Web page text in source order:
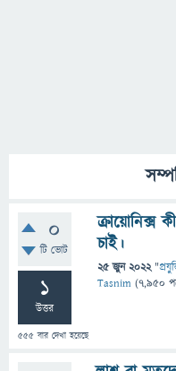
0
টি ভোট
1
উত্তর
555 বার দেখা হয়েছে
ক্রায়োনিক্স
চাই।
25 জুন 2022 "
Tasnim (7,950